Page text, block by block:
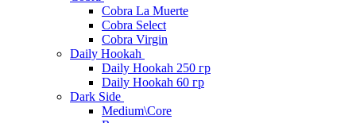
Cobra La Muerte
Cobra Select
Cobra Virgin
Daily Hookah
Daily Hookah 250 гр
Daily Hookah 60 гр
Dark Side
Medium\Core